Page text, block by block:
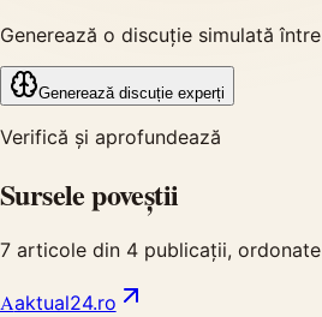
Generează o discuție simulată
Generează discuție experți
Verifică și aprofundează
Sursele poveștii
7 articole din 4 publicații,
Aaktual24.ro